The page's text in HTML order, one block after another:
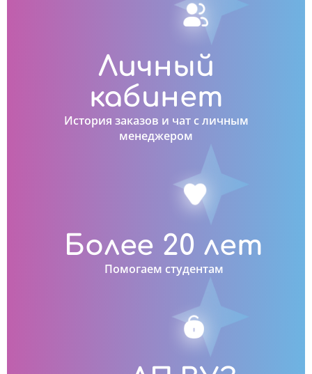
Личный
кабинет
История заказов и чат с личным
менеджером
Более 20 лет
Помогаем студентам